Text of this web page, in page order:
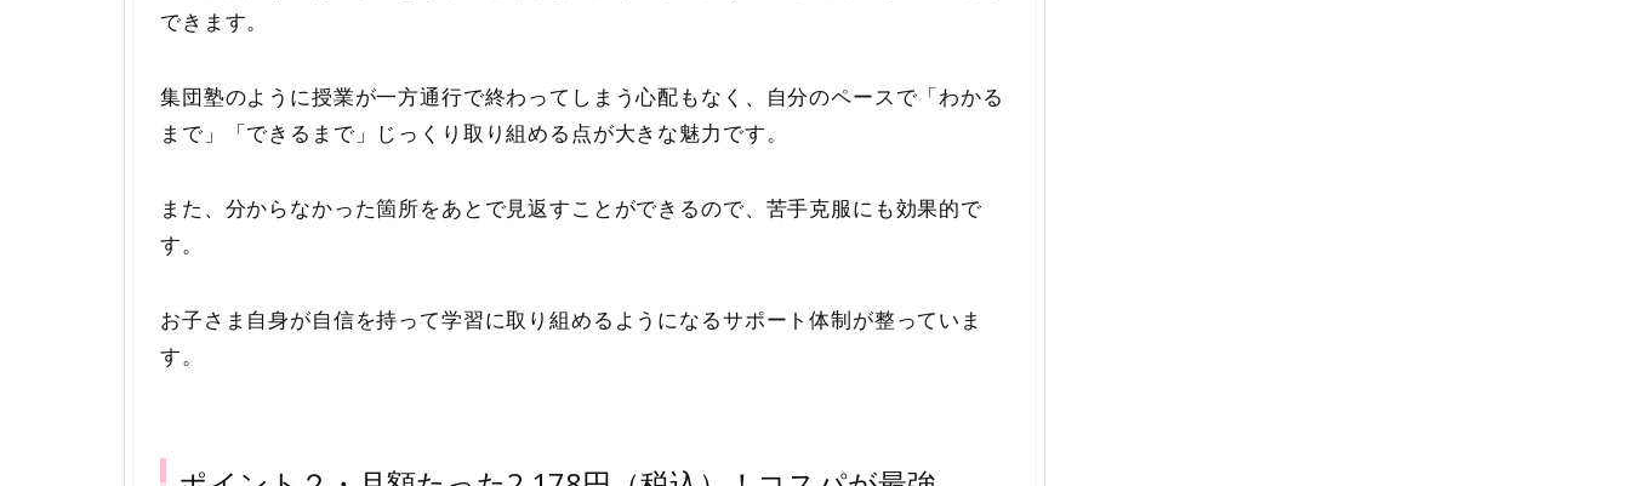
できます。
集団塾のように授業が一方通行で終わってしまう心配もなく、自分のペースで「わかる
まで」「できるまで」じっくり取り組める点が大きな魅力です。
また、分からなかった箇所をあとで見返すことができるので、苦手克服にも効果的で
す。
お子さま自身が自信を持って学習に取り組めるようになるサポート体制が整っていま
す。